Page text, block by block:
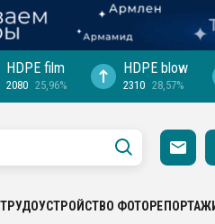
HDPE film
2080 25,96%
HDPE blow
2310 28,57%
ТРУДОУСТРОЙСТВО